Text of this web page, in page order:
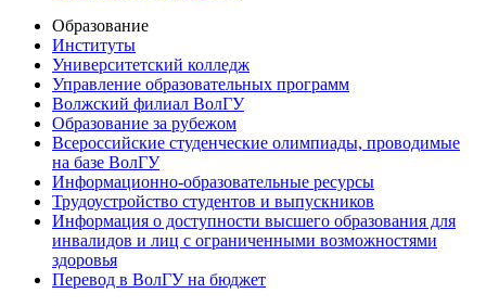
Образование
Институты
Университетский колледж
Управление образовательных программ
Волжский филиал ВолГУ
Образование за рубежом
Всероссийские студенческие олимпиады, проводимые
на базе ВолГУ
Информационно-образовательные ресурсы
Трудоустройство студентов и выпускников
Информация о доступности высшего образования для
инвалидов и лиц с ограниченными возможностями
здоровья
Перевод в ВолГУ на бюджет